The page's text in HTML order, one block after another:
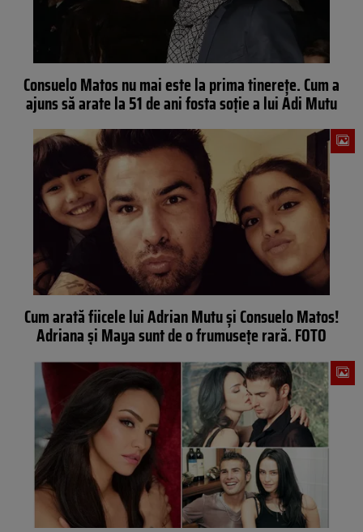
Consuelo Matos nu mai este la prima tinerețe. Cum a
ajuns să arate la 51 de ani fosta soție a lui Adi Mutu
Cum arată fiicele lui Adrian Mutu şi Consuelo Matos!
Adriana şi Maya sunt de o frumuseţe rară. FOTO